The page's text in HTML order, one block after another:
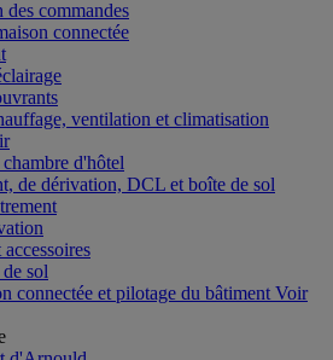
des commandes
connectée
ventilation et climatisation
d'hôtel
de dérivation, DCL et boîte de sol
sol
connectée et pilotage du bâtiment Voir